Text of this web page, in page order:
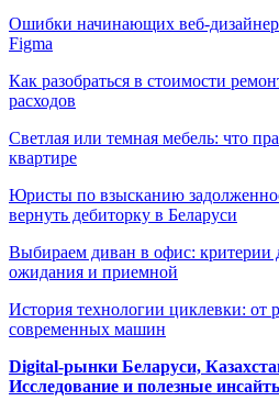
Ошибки начинающих веб-
Figma
Как разобраться в стоимости
расходов
Светлая или темная мебель: что
квартире
Юристы по взысканию
вернуть дебиторку в Беларуси
Выбираем диван в офис: критерии
ожидания и приемной
История технологии циклевки: от
современных машин
Digital-рынки Беларуси,
Исследование и полезные